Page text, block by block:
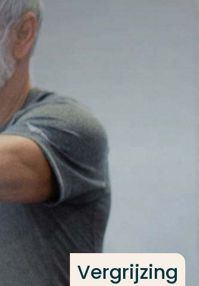
Ga direct naar de content
Vergrijzing
Contact